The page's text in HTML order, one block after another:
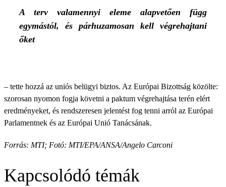
A terv valamennyi eleme alapvetően függ
egymástól, és párhuzamosan kell végrehajtani
őket
– tette hozzá az uniós belügyi biztos. Az Európai Bizottság közölte:
szorosan nyomon fogja követni a paktum végrehajtása terén elért
eredményeket, és rendszeresen jelentést fog tenni arról az Európai
Parlamentnek és az Európai Unió Tanácsának.
Forrás: MTI; Fotó: MTI/EPA/ANSA/Angelo Carconi
Kapcsolódó témák